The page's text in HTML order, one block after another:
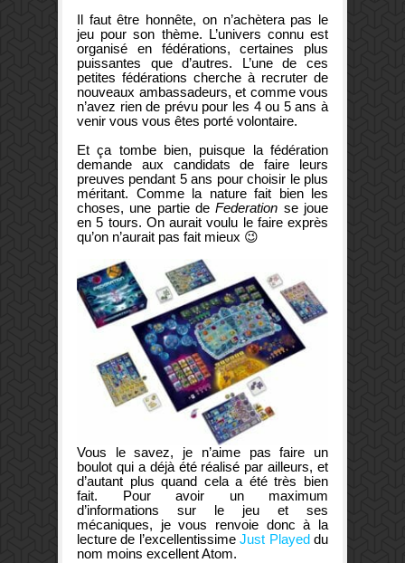
Il faut être honnête, on n’achètera pas le
jeu pour son thème. L’univers connu est
organisé en fédérations, certaines plus
puissantes que d’autres. L’une de ces
petites fédérations cherche à recruter de
nouveaux ambassadeurs, et comme vous
n’avez rien de prévu pour les 4 ou 5 ans à
venir vous vous êtes porté volontaire.
Et ça tombe bien, puisque la fédération
demande aux candidats de faire leurs
preuves pendant 5 ans pour choisir le plus
méritant. Comme la nature fait bien les
choses, une partie deFederation se joue
en 5 tours. On aurait voulu le faire exprès
qu’on n’aurait pas fait mieux 😉
Vous le savez, je n’aime pas faire un
boulot qui a déjà été réalisé par ailleurs, et
d’autant plus quand cela a été très bien
fait. Pour avoir un maximum
d’informations sur le jeu et ses
mécaniques, je vous renvoie donc à la
lecture de l’excellentissimeJust Playeddu
nom moins excellent Atom.